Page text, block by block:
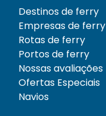
Destinos de ferry
Empresas de ferry
Rotas de ferry
Portos de ferry
Nossas avaliações
Ofertas Especiais
Navios